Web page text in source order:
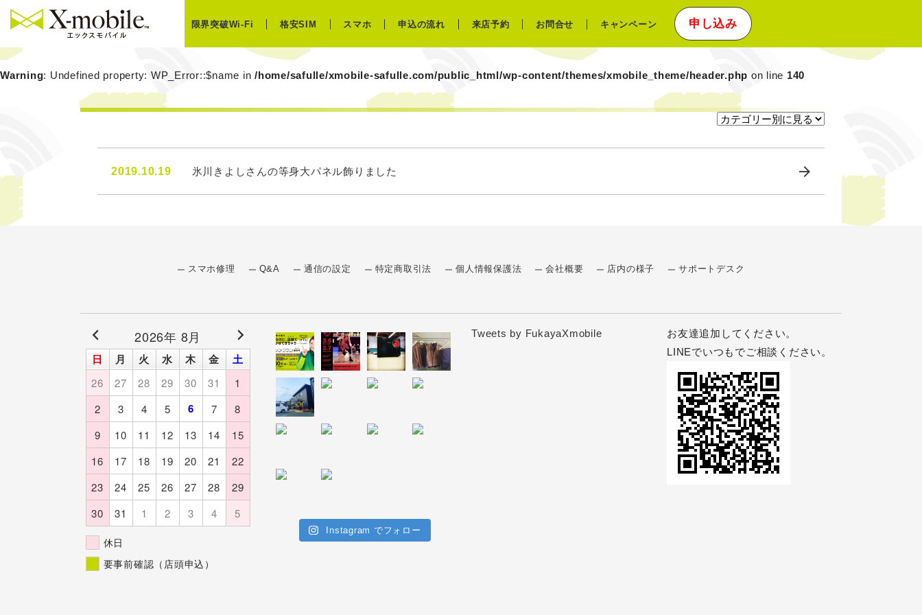
限界突破Wi-Fi 格安SIM スマホ 申込の流れ 来店予約 お問合せ キャンペーン 申し込み
Warning: Undefined property: WP_Error::$name in /home/safulle/xmobile-safulle.com/public_html/wp-content/themes/xmobile_theme/header.php on line 140
2019.10.19 氷川きよしさんの等身大パネル飾りました
スマホ修理 Q&A 通信の設定 特定商取引法 個人情報保護法 会社概要 店内の様子 サポートデスク
2026年 8月
日 月 火 水 木 金 土
26 27 28 29 30 31
1
2
3 4 5 6 7
8
9
10 11 12 13 14
15
16
17 18 19 20 21
22
23
24 25 26 27 28
29
30
31 1 2 3 4 5
休日
要事前確認（店頭申込）
Instagram でフォロー
Tweets by FukayaXmobile
お友達追加してください。
LINEでいつもでご相談ください。